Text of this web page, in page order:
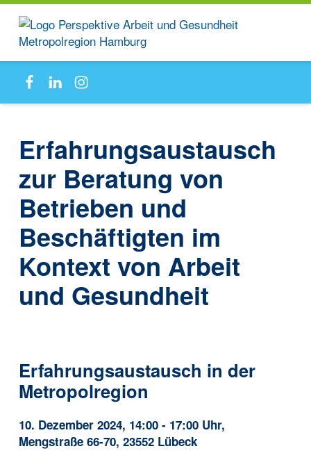
PAG-
MRH
Anlaufstelle für Beschäftigte und Betriebe
Facebook
LinkedinInstagram
Erfahrungsaustausch
zur Beratung von
Betrieben und
Beschäftigten im
Kontext von Arbeit
und Gesundheit
Erfahrungsaustausch in der
Metropolregion
10. Dezember 2024, 14:00 - 17:00 Uhr,
Mengstraße 66-70, 23552 Lübeck